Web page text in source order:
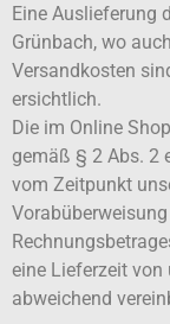
Eine Auslieferung
Grünbach, wo
Versandkosten
ersichtlich.
Die im Online
gemäß § 2 Abs. 2
vom Zeitpunkt
eine Lieferzeit
abweichend